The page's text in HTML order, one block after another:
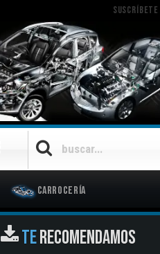
SUSCRÍBETE
Carrocería
TERECOMENDAMOS